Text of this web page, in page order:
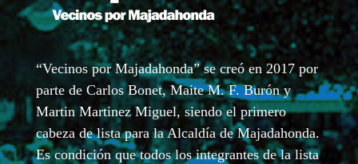
“Vecinos por Majadahonda” se creó en 2017 por
parte de Carlos Bonet, Maite M. F. Burón y
Martin Martinez Miguel, siendo el primero
cabeza de lista para la Alcaldía de Majadahonda.
Es condición que todos los integrantes de la lista